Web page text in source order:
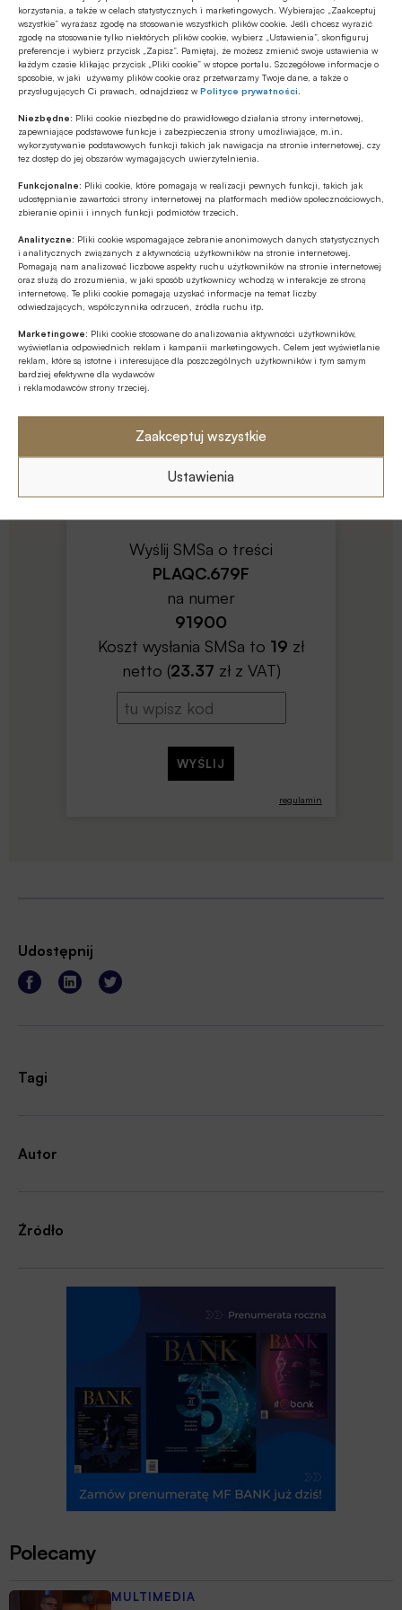
korzystania, a także w celach statystycznych i marketingowych. Wybierając „Zaakceptuj
wszystkie” wyrażasz zgodę na stosowanie wszystkich plików cookie. Jeśli chcesz wyrazić
zgodę na stosowanie tylko niektórych plików cookie, wybierz „Ustawienia”, skonfiguruj
preferencje i wybierz przycisk „Zapisz”. Pamiętaj, że możesz zmienić swoje ustawienia w
każdym czasie klikając przycisk „Pliki cookie” w stopce portalu. Szczegółowe informacje o
sposobie, w jaki używamy plików cookie oraz przetwarzamy Twoje dane, a także o
przysługujących Ci prawach, odnajdziesz wPolityce prywatności
Niezbędne: Pliki cookie niezbędne do prawidłowego działania strony internetowej,
zapewniające podstawowe funkcje i zabezpieczenia strony umożliwiające, m.in.
wykorzystywanie podstawowych funkcji takich jak nawigacja na stronie internetowej, czy
tez dostęp do jej obszarów wymagających uwierzytelnienia.
Funkcjonalne: Pliki cookie, które pomagają w realizacji pewnych funkcji, takich jak
udostępnianie zawartości strony internetowej na platformach mediów społecznościowych,
zbieranie opinii i innych funkcji podmiotów trzecich.
Analityczne: Pliki cookie wspomagające zebranie anonimowych danych statystycznych
i analitycznych związanych z aktywnością użytkowników na stronie internetowej.
Pomagają nam analizować liczbowe aspekty ruchu użytkowników na stronie internetowej
oraz służą do zrozumienia, w jaki sposób użytkownicy wchodzą w interakcje ze stroną
internetową. Te pliki cookie pomagają uzyskać informacje na temat liczby
odwiedzających, współczynnika odrzuceń, źródła ruchu itp.
Marketingowe: Pliki cookie stosowane do analizowania aktywności użytkowników,
wyświetlania odpowiednich reklam i kampanii marketingowych. Celem jest wyświetlanie
reklam, które są istotne i interesujące dla poszczególnych użytkowników i tym samym
bardziej efektywne dla wydawców
i reklamodawców strony trzeciej.
Zaakceptuj wszystkie
Ustawienia
przypadku wyczyszczenia plików Cookies).
Komunikat dla uczestnikówProgramu Wiedza
online:
bezpłatny dostęp do artykułu wymaga
zalogowania się na konto typu BANKOWIEC,
STUDENT lub NAUCZYCIEL AKADEMICKI
PLAQC.BFK4
na numer
75480
netto (6.15 zł z VAT)
regulamin
Wyślij SMSa o treści
PLAQC.679F
na numer
91900
Koszt wysłania SMSa to 19 zł
netto (23.37 zł z VAT)
Udostępnij
Tagi
Autor
Źródło
Polecamy
MULTIMEDIA